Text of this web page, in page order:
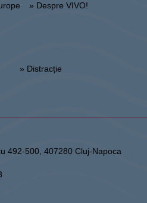
» Despre VIVO!
» Distracție
492-500, 407280 Cluj-Napoca